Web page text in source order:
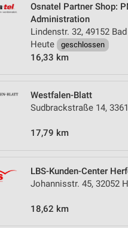
Osnatel Partner Shop:
Administration
Lindenstr. 32, 49152
Heute
geschlossen
16,33 km
Westfalen-Blatt
Sudbrackstraße 14,
17,79 km
LBS-Kunden-Center
Johannisstr. 45, 32052
18,62 km